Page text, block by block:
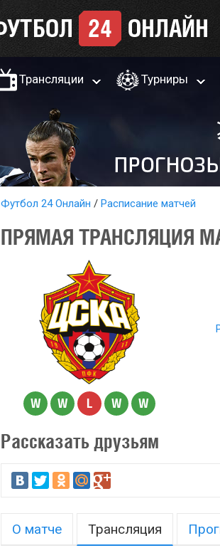
Трансляции Турниры
Футбол 24 Онлайн Расписание матчей
ПРЯМАЯ ТРАНСЛЯЦИЯ
W W L W W
Рассказать друзьям
О матче Трансляция